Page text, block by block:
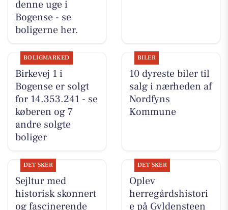
denne uge i
Bogense - se
boligerne her.
BOLIGMARKED
Birkevej 1 i
Bogense er solgt
for 14.353.241 - se
køberen og 7
andre solgte
boliger
BILER
10 dyreste biler til
salg i nærheden af
Nordfyns
Kommune
DET SKER
Sejltur med
historisk skonnert
og fascinerende
DET SKER
Oplev
herregårdshistori
e på Gyldensteen